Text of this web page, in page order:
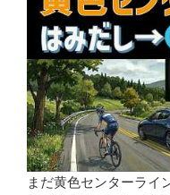
まだ黄色センターライ